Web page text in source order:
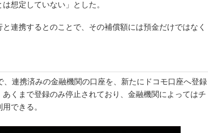
想定していない」とした。
連携するとのことで、その補償額には預金だけではなく
連携済みの金融機関の口座を、新たにドコモ口座へ登録
くまで登録のみ停止されており、金融機関によってはチ
できる。